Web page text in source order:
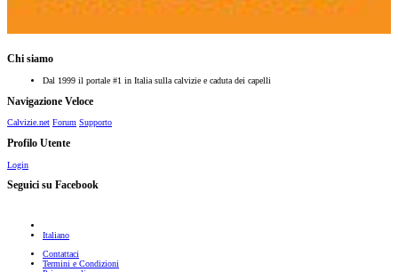
Chi siamo
Dal 1999 il portale #1 in Italia sulla calvizie e caduta dei capelli
Navigazione Veloce
Calvizie.net Forum Supporto
Profilo Utente
Login
Seguici su Facebook
Italiano
Contattaci
Termini e Condizioni